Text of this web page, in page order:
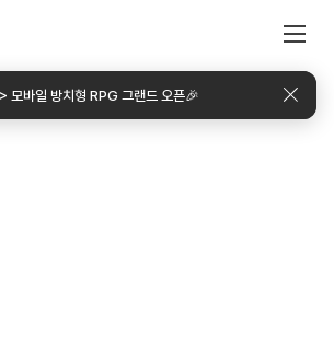
슈퍼플래닛, 2천만 뷰 웹툰 IP 활용한 모바일 방치형 게임 '던전 견문록' 글로벌 정식 출시
모바일 방치형 RPG 그랜드 오픈🎉
2권